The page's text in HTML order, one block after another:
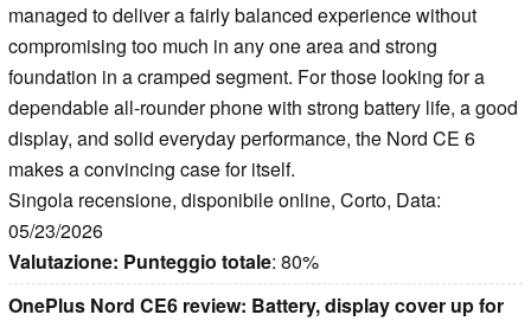
managed to deliver a fairly balanced experience without
compromising too much in any one area and strong
foundation in a cramped segment. For those looking for a
dependable all-rounder phone with strong battery life, a good
display, and solid everyday performance, the Nord CE 6
makes a convincing case for itself.
Singola recensione, disponibile online, Corto, Data:
05/23/2026
Valutazione: Punteggio totale: 80%
OnePlus Nord CE6 review: Battery, display cover up for